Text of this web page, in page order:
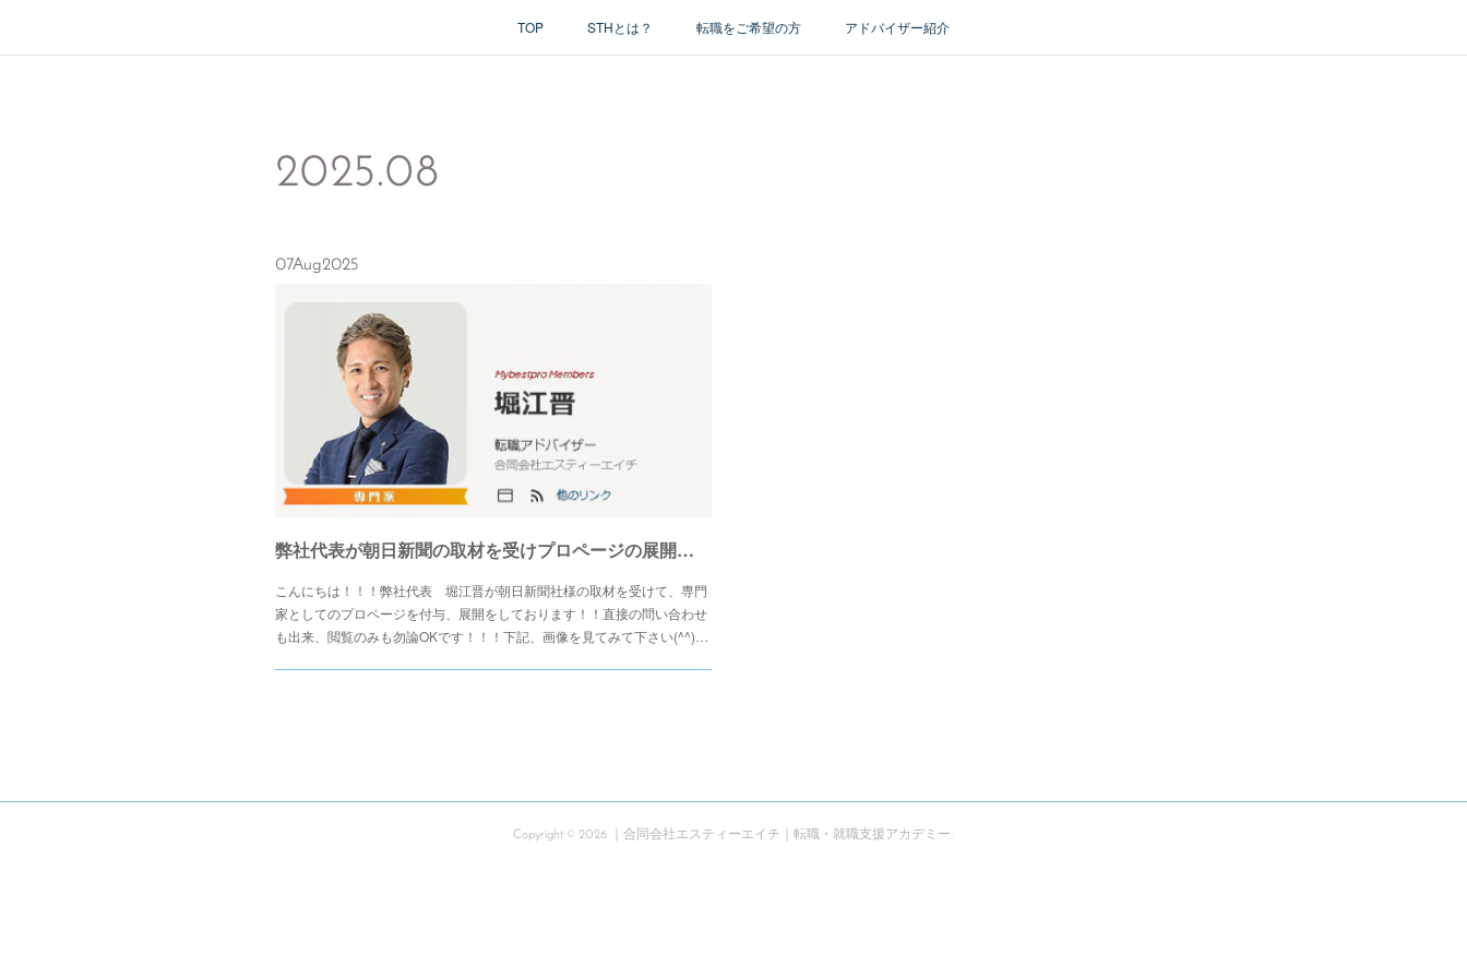
TOP STHとは？ 転職をご希望の方 アドバイザー紹介
2025.08
07Aug2025
弊社代表が朝日新聞の取材を受けプロページの展開をしております！！
こんにちは！！！弊社代表 堀江晋が朝日新聞社様の取材を受けて、専門
家としてのプロページを付与、展開をしております！！直接の問い合わせ
も出来、閲覧のみも勿論OKです！！！下記、画像を見てみて下さい(^^)…
Copyright © 2026 ｜合同会社エスティーエイチ｜転職・就職支援アカデミー.